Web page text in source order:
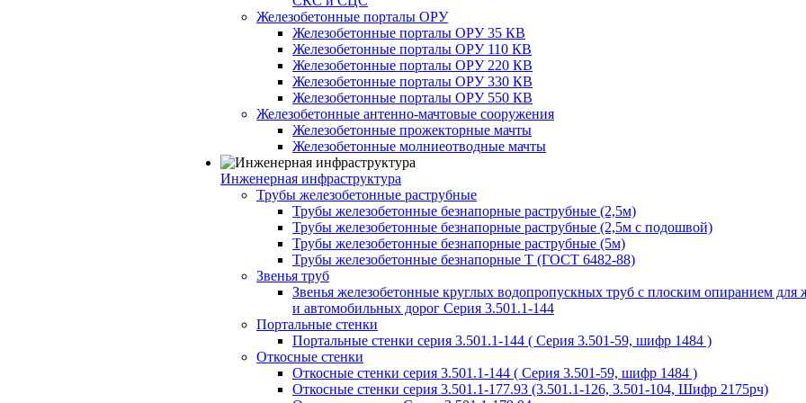
Железобетонные порталы ОРУ
Железобетонные порталы ОРУ 35 КВ
Железобетонные порталы ОРУ 110 КВ
Железобетонные порталы ОРУ 220 КВ
Железобетонные порталы ОРУ 330 КВ
Железобетонные порталы ОРУ 550 КВ
Железобетонные антенно-мачтовые сооружения
Железобетонные прожекторные мачты
Железобетонные молниеотводные мачты
Инженерная инфраструктура
Трубы железобетонные раструбные
Трубы железобетонные безнапорные раструбные (2,5м)
Трубы железобетонные безнапорные раструбные (2,5м с подошвой)
Трубы железобетонные безнапорные раструбные (5м)
Трубы железобетонные безнапорные Т (ГОСТ 6482-88)
Звенья труб
Звенья железобетонные круглых водопропускных труб с плоским опиранием для
и автомобильных дорог Серия 3.501.1-144
Портальные стенки
Портальные стенки серия 3.501.1-144 ( Серия 3.501-59, шифр 1484 )
Откосные стенки
Откосные стенки серия 3.501.1-144 ( Серия 3.501-59, шифр 1484 )
Откосные стенки серия 3.501.1-177.93 (3.501.1-126, 3.501-104, Шифр 2175рч)